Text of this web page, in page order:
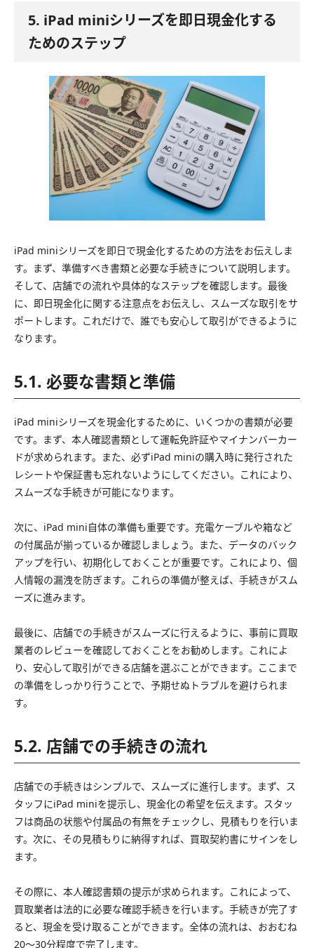
5. iPad miniシリーズを即日現金化する
ためのステップ
iPad miniシリーズを即日で現金化するための方法をお伝えしま
す。まず、準備すべき書類と必要な手続きについて説明します。
そして、店舗での流れや具体的なステップを確認します。最後
に、即日現金化に関する注意点をお伝えし、スムーズな取引をサ
ポートします。これだけで、誰でも安心して取引ができるように
なります。
5.1. 必要な書類と準備
iPad miniシリーズを現金化するために、いくつかの書類が必要
です。まず、本人確認書類として運転免許証やマイナンバーカー
ドが求められます。また、必ずiPad miniの購入時に発行された
レシートや保証書も忘れないようにしてください。これにより、
スムーズな手続きが可能になります。
次に、iPad mini自体の準備も重要です。充電ケーブルや箱など
の付属品が揃っているか確認しましょう。また、データのバック
アップを行い、初期化しておくことが重要です。これにより、個
人情報の漏洩を防ぎます。これらの準備が整えば、手続きがスム
ーズに進みます。
最後に、店舗での手続きがスムーズに行えるように、事前に買取
業者のレビューを確認しておくことをお勧めします。これによ
り、安心して取引ができる店舗を選ぶことができます。ここまで
の準備をしっかり行うことで、予期せぬトラブルを避けられま
す。
5.2. 店舗での手続きの流れ
店舗での手続きはシンプルで、スムーズに進行します。まず、ス
タッフにiPad miniを提示し、現金化の希望を伝えます。スタッ
フは商品の状態や付属品の有無をチェックし、見積もりを行いま
す。次に、その見積もりに納得すれば、買取契約書にサインをし
ます。
その際に、本人確認書類の提示が求められます。これによって、
買取業者は法的に必要な確認手続きを行います。手続きが完了す
ると、現金を受け取ることができます。全体の流れは、おおむね
20～30分程度で完了します。